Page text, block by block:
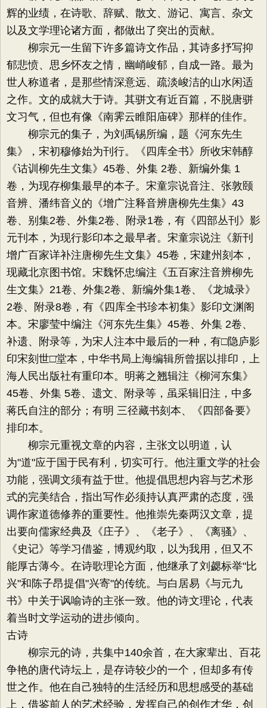
辉的业绩，在诗歌、辞赋、散文、游记、寓言、杂文
以及文学理论诸方面，都做出了突出的贡献。
柳宗元一生留下许多篇诗文作品，其诗多抒写抑
郁悲愤、思乡怀友之情，幽峭峻郁，自成一路。最为
世人称道者，是那些情深意远、疏淡峻洁的山水闲适
之作。文的成就大于诗。其骈文有近百篇，不脱唐骈
文习气，但也有像《南霁云睢阳庙碑》那样的佳作。
柳宗元的集子，为刘禹锡所编，题《河东先生
集》，宋初穆修始为刊行。《四库全书》所收宋韩醇
《诂训柳先生文集》45卷、外集 2卷、新编外集 1
卷，为现存柳集最早的本子。宋童宗说音注、张敦颐
音辨、潘纬音义的《增广注释音辨唐柳先生集》43
卷、别集2卷、外集2卷、附录1卷，有《四部丛刊》影
元刊本，为现行影印本之最早者。宋童宗说注《新刊
增广百家详补注唐柳先生文集》45卷，宋建州刻本，
现藏北京图书馆。宋魏怀忠编注《五百家注音辨柳先
生文集》21卷、外集2卷、新编外集1卷、《龙城录》
2卷、附录8卷，有《四库全书珍本初集》影印文渊阁
本。宋廖莹中编注《河东先生集》45卷、外集 2卷、
补遗、附录等，为宋人注本中最后的一种，有□隐庐影
印宋刻世□堂本，中华书局上海编辑所曾据以排印，上
海人民出版社有重印本。明蒋之翘辑注《柳河东集》
45卷、外集 5卷、遗文、附录等，虽采辑旧注，中多
蒋氏自注的部分；有明 三径藏书刻本、《四部备要》
排印本。
柳宗元重视文章的内容，主张文以明道，认
为"道"应于国于民有利，切实可行。他注重文学的社会
功能，强调文须有益于世。他提倡思想内容与艺术形
式的完美结合，指出写作必须持认真严肃的态度，强
调作家道德修养的重要性。他推崇先秦两汉文章，提
出要向儒家经典及《庄子》、《老子》、《离骚》、
《史记》等学习借鉴，博观约取，以为我用，但又不
能厚古薄今。在诗歌理论方面，他继承了刘勰标举"比
兴"和陈子昂提倡"兴寄"的传统。与白居易《与元九
书》中关于讽喻诗的主张一致。他的诗文理论，代表
着当时文学运动的进步倾向。
古诗
柳宗元的诗，共集中140余首，在大家辈出、百花
争艳的唐代诗坛上，是存诗较少的一个，但却多有传
世之作。他在自己独特的生活经历和思想感受的基础
上，借鉴前人的艺术经验，发挥自己的创作才华，创